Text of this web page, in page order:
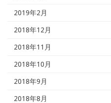
2019年2月
2018年12月
2018年11月
2018年10月
2018年9月
2018年8月